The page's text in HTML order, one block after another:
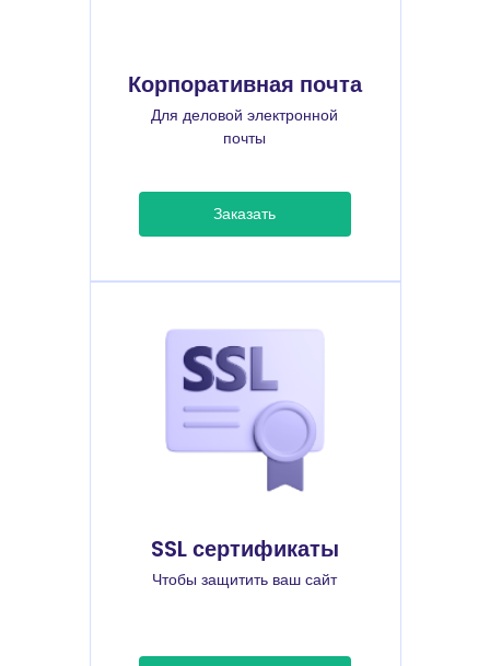
Корпоративная почта
Для деловой электронной
почты
Заказать
SSL сертификаты
Чтобы защитить ваш сайт